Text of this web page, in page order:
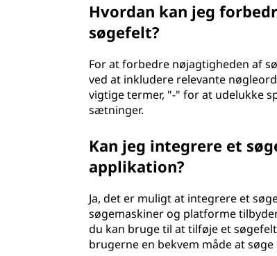
Hvordan kan jeg
søgefelt?
For at forbedre nøjagtigheden af
ved at inkludere relevante
vigtige termer, "-" for at udelukke
sætninger.
Kan jeg integrere et
applikation?
Ja, det er muligt at integrere et
søgemaskiner og platforme
du kan bruge til at tilføje et
brugerne en bekvem måde at